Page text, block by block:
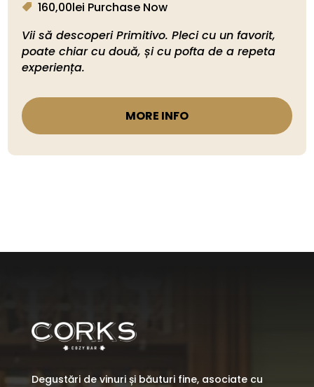
160,00lei Purchase Now
Vii să descoperi Primitivo. Pleci cu un favorit,
poate chiar cu două, și cu pofta de a repeta
experiența.
MORE INFO
Degustări de vinuri și băuturi fine, asociate cu